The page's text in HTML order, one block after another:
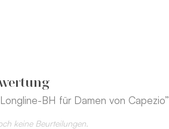
BH für Damen von Capezio”
keine Beurteilungen.